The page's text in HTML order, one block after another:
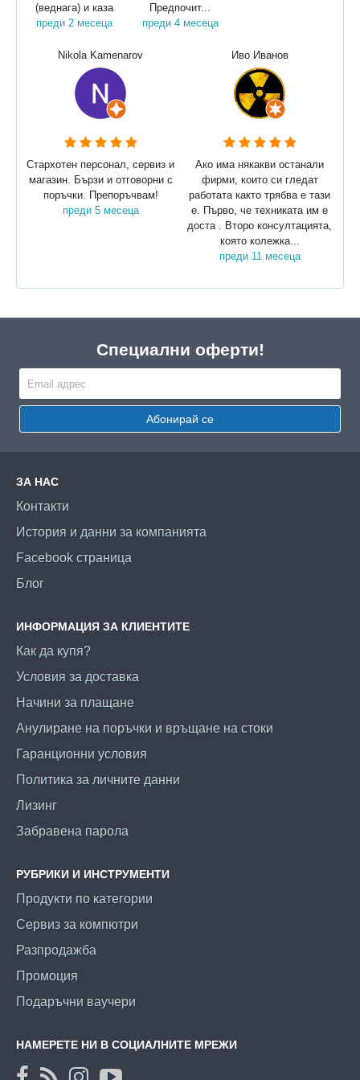
(веднага) и каза
преди 2 месеца
Предпочит...
преди 4 месеца
Nikola Kamenarov
Стархотен персонал, сервиз и
магазин. Бързи и отговорни с
поръчки. Препоръчвам!
преди 5 месеца
Иво Иванов
Ако има някакви останали
фирми, които си гледат
работата както трябва е тази
е. Първо, че техниката им е
доста . Второ консултацията,
която колежка...
преди 11 месеца
Специални оферти!
Абонирай се
ЗА НАС
Контакти
История и данни за компанията
Facebook страница
Блог
ИНФОРМАЦИЯ ЗА КЛИЕНТИТЕ
Как да купя?
Условия за доставка
Начини за плащане
Анулиране на поръчки и връщане на стоки
Гаранционни условия
Политика за личните данни
Лизинг
Забравена парола
РУБРИКИ И ИНСТРУМЕНТИ
Продукти по категории
Сервиз за компютри
Разпродажба
Промоция
Подаръчни ваучери
НАМЕРЕТЕ НИ В СОЦИАЛНИТЕ МРЕЖИ